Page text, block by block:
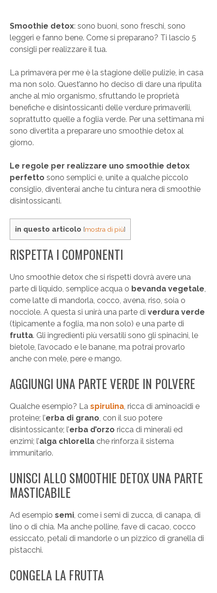
Smoothie detox: sono buoni, sono freschi, sono
leggeri e fanno bene. Come si preparano? Ti lascio 5
consigli per realizzare il tua.
La primavera per me è la stagione delle pulizie, in casa
ma non solo. Quest’anno ho deciso di dare una ripulita
anche al mio organismo, sfruttando le proprietà
benefiche e disintossicanti delle verdure primaverili,
soprattutto quelle a foglia verde. Per una settimana mi
sono divertita a preparare uno smoothie detox al
giorno.
Le regole per realizzare uno smoothie detox
perfetto sono semplici e, unite a qualche piccolo
consiglio, diventerai anche tu cintura nera di smoothie
disintossicanti.
in questo articolo [mostra di più]
RISPETTA I COMPONENTI
Uno smoothie detox che si rispetti dovrà avere una
parte di liquido, semplice acqua o bevanda vegetale,
come latte di mandorla, cocco, avena, riso, soia o
nocciole. A questa si unirà una parte di verdura verde
(tipicamente a foglia, ma non solo) e una parte di
frutta. Gli ingredienti più versatili sono gli spinacini, le
bietole, l’avocado e le banane, ma potrai provarlo
anche con mele, pere e mango.
AGGIUNGI UNA PARTE VERDE IN POLVERE
Qualche esempio? La spirulina, ricca di aminoacidi e
proteine; l’erba di grano, con il suo potere
disintossicante; l’erba d’orzo ricca di minerali ed
enzimi; l’alga chlorella che rinforza il sistema
immunitario.
UNISCI ALLO SMOOTHIE DETOX UNA PARTE
MASTICABILE
Ad esempio semi, come i semi di zucca, di canapa, di
lino o di chia. Ma anche polline, fave di cacao, cocco
essiccato, petali di mandorle o un pizzico di granella di
pistacchi.
CONGELA LA FRUTTA